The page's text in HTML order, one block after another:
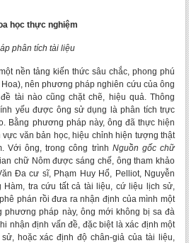
học thực nghiệm
phân tích tài liệu
tảng kiến thức sâu chắc, phong phú
nên phương pháp nghiên cứu của ông
tài nào cũng chặt chẽ, hiệu quả. Thông
yếu được ông sử dụng là phân tích trực
Bằng phương pháp này, ông đã thực hiện
văn bản học, hiệu chỉnh hiện tượng thật
Với ông, trong công trình Nguồn gốc chữ
chữ Nôm được sáng chế, ông tham khảo
Đa cư sĩ, Phạm Huy Hổ, Pelliot, Nguyễn
Hàm, tra cứu tất cả tài liệu, cứ liệu lịch sử,
phán rồi đưa ra nhận định của mình một
phương pháp này, ông mới không bị sa đà
nhận định vấn đề, đặc biệt là xác định một
hoặc xác định độ chân-giả của tài liệu,